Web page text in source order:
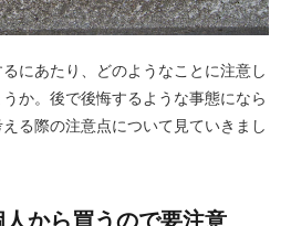
にあたり、どのようなことに注意し
か。後で後悔するような事態になら
る際の注意点について見ていきまし
から買うので要注意